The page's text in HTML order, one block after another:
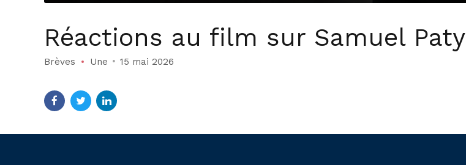
Réactions au film sur Samuel Paty
Brèves Une 15 mai 2026